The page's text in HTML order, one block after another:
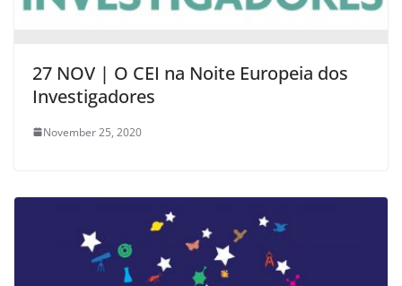
27 NOV | O CEI na Noite Europeia dos
Investigadores
November 25, 2020